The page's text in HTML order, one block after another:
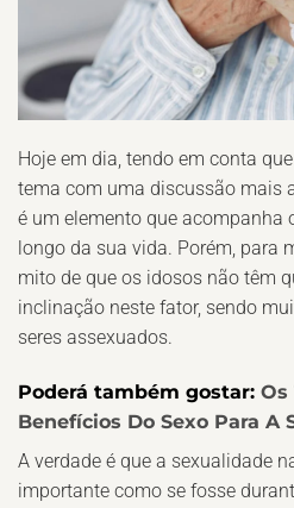
Hoje em dia, tendo em conta
tema com uma discussão mais
é um elemento que acompanha
longo da sua vida. Porém, para
mito de que os idosos não têm
inclinação neste fator, sendo
seres assexuados.
Poderá também gostar: Os
Benefícios Do Sexo Para A
A verdade é que a sexualidade
importante como se fosse